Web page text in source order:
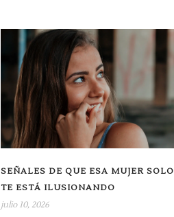
SEÑALES DE QUE ESA MUJER SOLO
TE ESTÁ ILUSIONANDO
julio 10, 2026